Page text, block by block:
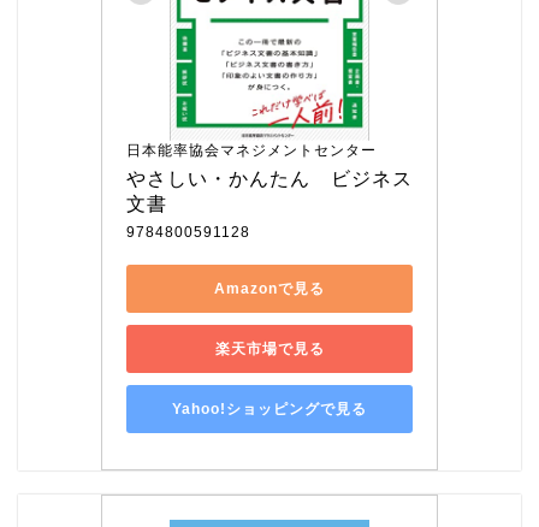
日本能率協会マネジメントセンター
やさしい・かんたん　ビジネス
文書
9784800591128
Amazonで見る
楽天市場で見る
Yahoo!ショッピングで見る